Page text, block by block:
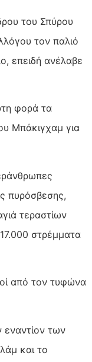
του Σπύρου
τον παλιό
επειδή ανέλαβε
φορά τα
Μπάκιγχαμ για
πυρόσβεσης,
τεραστίων
στρέμματα
από τον τυφώνα
εναντίον των
και το